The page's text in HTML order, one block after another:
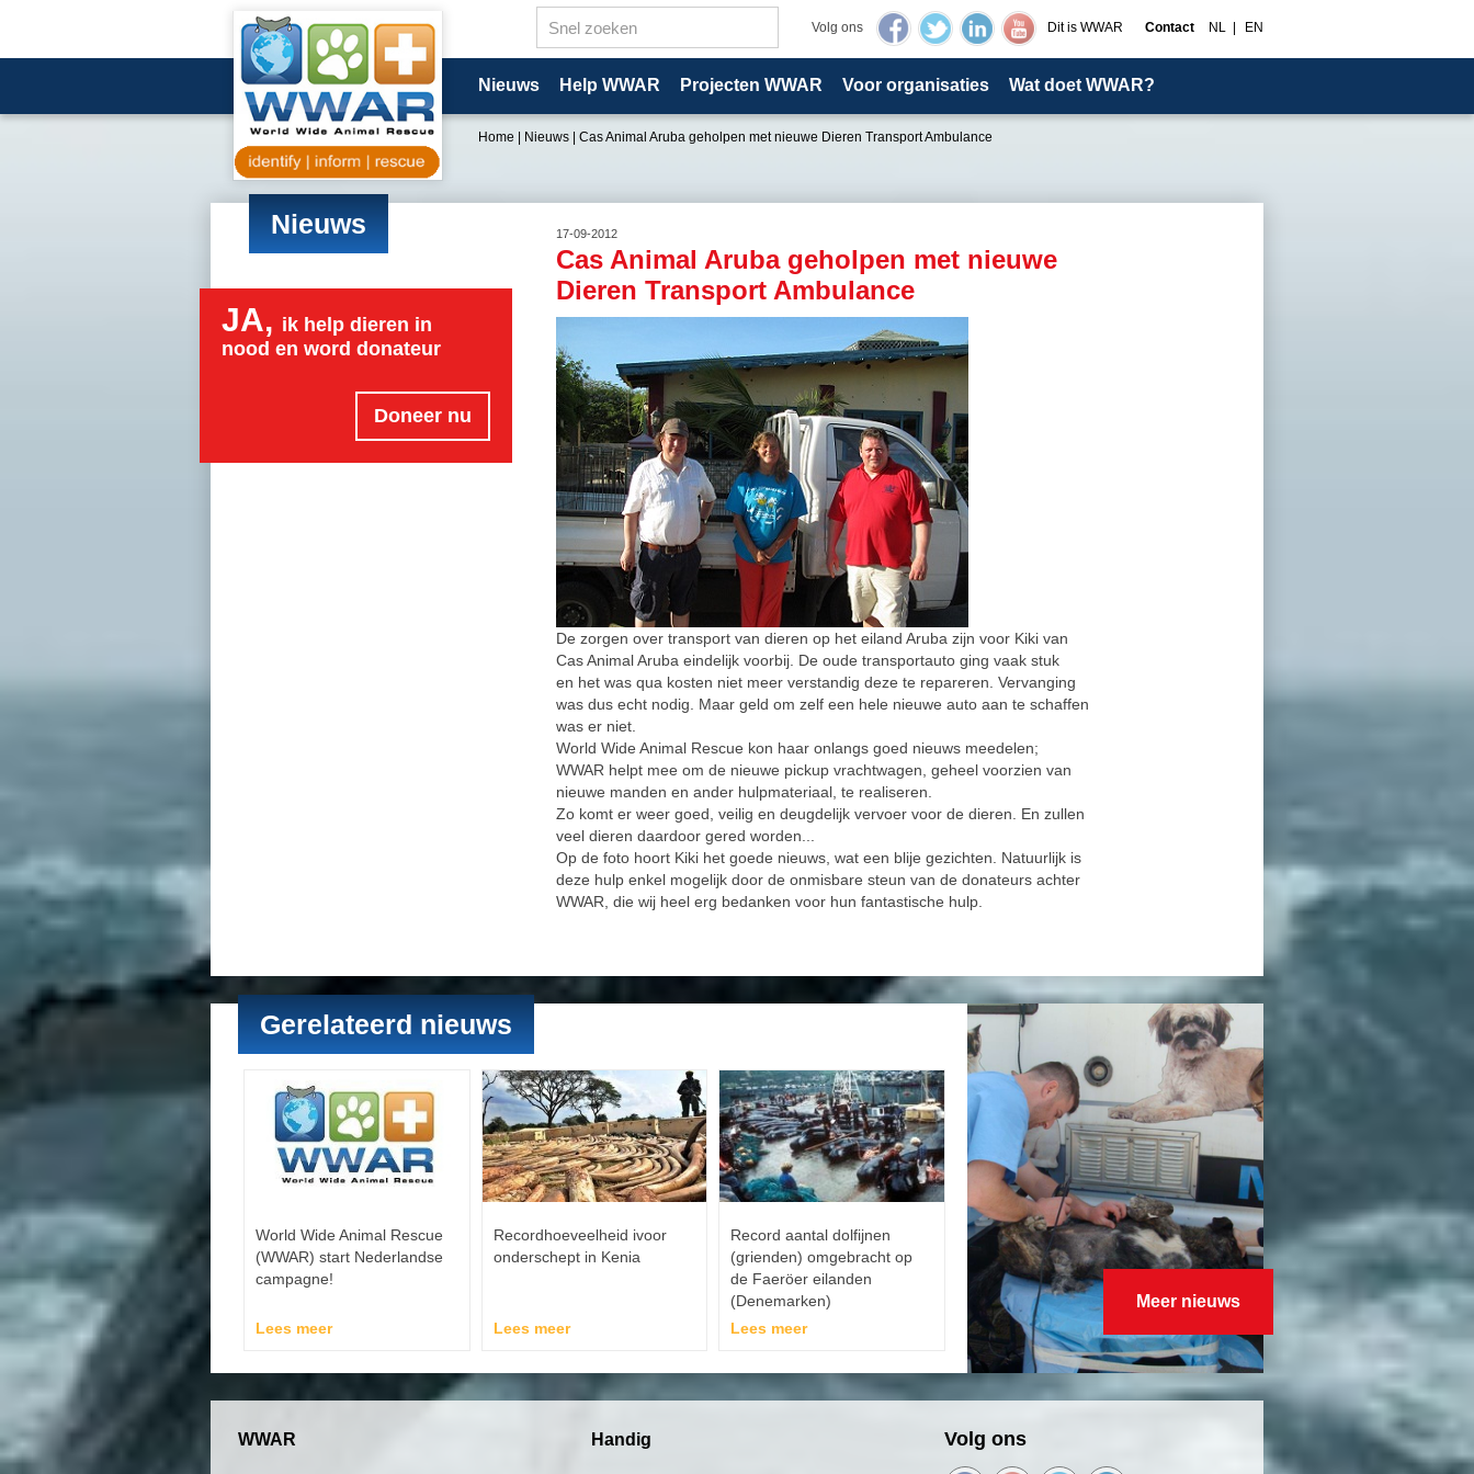
NL EN
Dit is WWAR Contact
Volg ons
Nieuws Help WWAR Projecten WWAR Voor organisaties Wat doet WWAR?
Home Nieuws Cas Animal Aruba geholpen met nieuwe Dieren Transport Ambulance
Nieuws
JA, ik help dieren in
nood en word donateur
Doneer nu
17-09-2012
Cas Animal Aruba geholpen met nieuwe
Dieren Transport Ambulance
De zorgen over transport van dieren op het eiland Aruba zijn voor Kiki van
Cas Animal Aruba eindelijk voorbij. De oude transportauto ging vaak stuk
en het was qua kosten niet meer verstandig deze te repareren. Vervanging
was dus echt nodig. Maar geld om zelf een hele nieuwe auto aan te schaffen
was er niet.
World Wide Animal Rescue kon haar onlangs goed nieuws meedelen;
WWAR helpt mee om de nieuwe pickup vrachtwagen, geheel voorzien van
nieuwe manden en ander hulpmateriaal, te realiseren.
Zo komt er weer goed, veilig en deugdelijk vervoer voor de dieren. En zullen
veel dieren daardoor gered worden...
Op de foto hoort Kiki het goede nieuws, wat een blije gezichten. Natuurlijk is
deze hulp enkel mogelijk door de onmisbare steun van de donateurs achter
WWAR, die wij heel erg bedanken voor hun fantastische hulp.
Gerelateerd nieuws
World Wide Animal Rescue
(WWAR) start Nederlandse
campagne!
Lees meer
Recordhoeveelheid ivoor
onderschept in Kenia
Lees meer
Record aantal dolfijnen
(grienden) omgebracht op
de Faeröer eilanden
(Denemarken)
Lees meer
Meer nieuws
WWAR Handig Volg ons